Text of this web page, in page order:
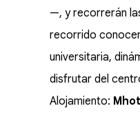
—, y recorrerán
recorrido
universitaria,
disfrutar del
Alojamiento: